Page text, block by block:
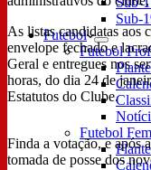
Sub-
Futebol
Futebol
Futebol
As listas candidatas aos
envelope fechado e
Geral e entregues nos
horas, do dia 24 de
Estatutos do Clube.
Finda a votação, e após
tomada de posse dos